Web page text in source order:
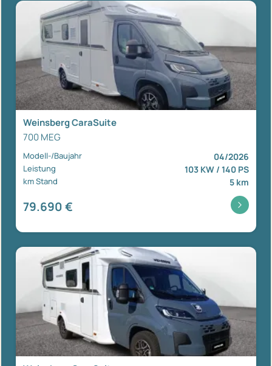
Weinsberg CaraSuite
700 MEG
Modell-/Baujahr 04/2026
Leistung 103 KW / 140 PS
km Stand 5 km
79.690 €